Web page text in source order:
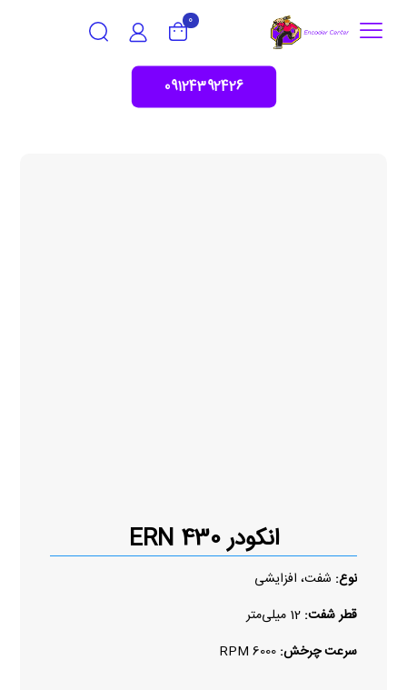
0
09124392426
انکودر ERN 430
نوع: شفت، افزایشی
قطر شفت:12 میلی‌متر
سرعت چرخش:6000 RPM